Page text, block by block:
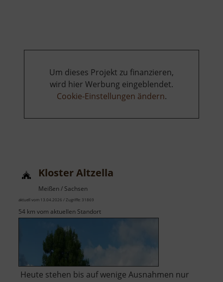
Um dieses Projekt zu finanzieren,
wird hier Werbung eingeblendet.
Cookie-Einstellungen ändern.
Kloster Altzella
Meißen / Sachsen
aktuell vom 13.04.2026 / Zugriffe: 31869
54 km vom aktuellen Standort
Heute stehen bis auf wenige Ausnahmen nur